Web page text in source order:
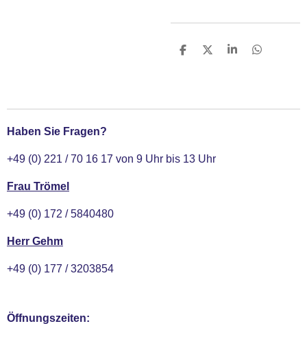
T
n
T
n
T
n
T
n
Haben Sie Fragen?
+49 (0) 221 / 70 16 17 von 9 Uhr bis 13 Uhr
Frau Trömel
+49 (0) 172 / 5840480
Herr Gehm
+49 (0) 177 / 3203854
Öffnungszeiten: